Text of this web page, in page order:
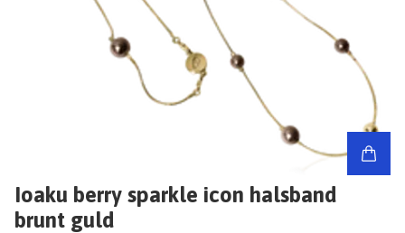
Ioaku berry sparkle icon halsband
brunt guld